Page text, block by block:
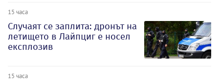
15 часа
Случаят се заплита: дронът на
летището в Лайпциг е носел
експлозив
15 часа